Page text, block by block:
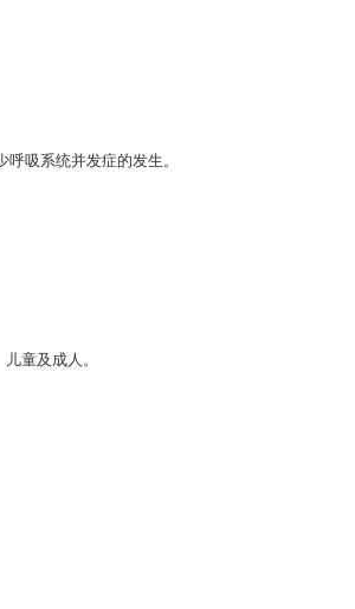
吸系统并发症的发生。
童及成人。